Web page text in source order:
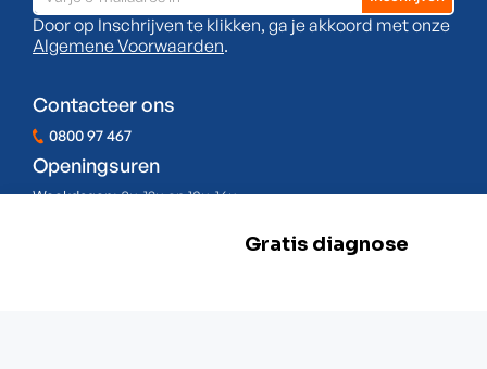
Door op Inschrijven te klikken, ga je akkoord met onze
Algemene Voorwaarden.
Contacteer ons
0800 97 467
Openingsuren
Weekdagen:8u-12u en 13u-16u